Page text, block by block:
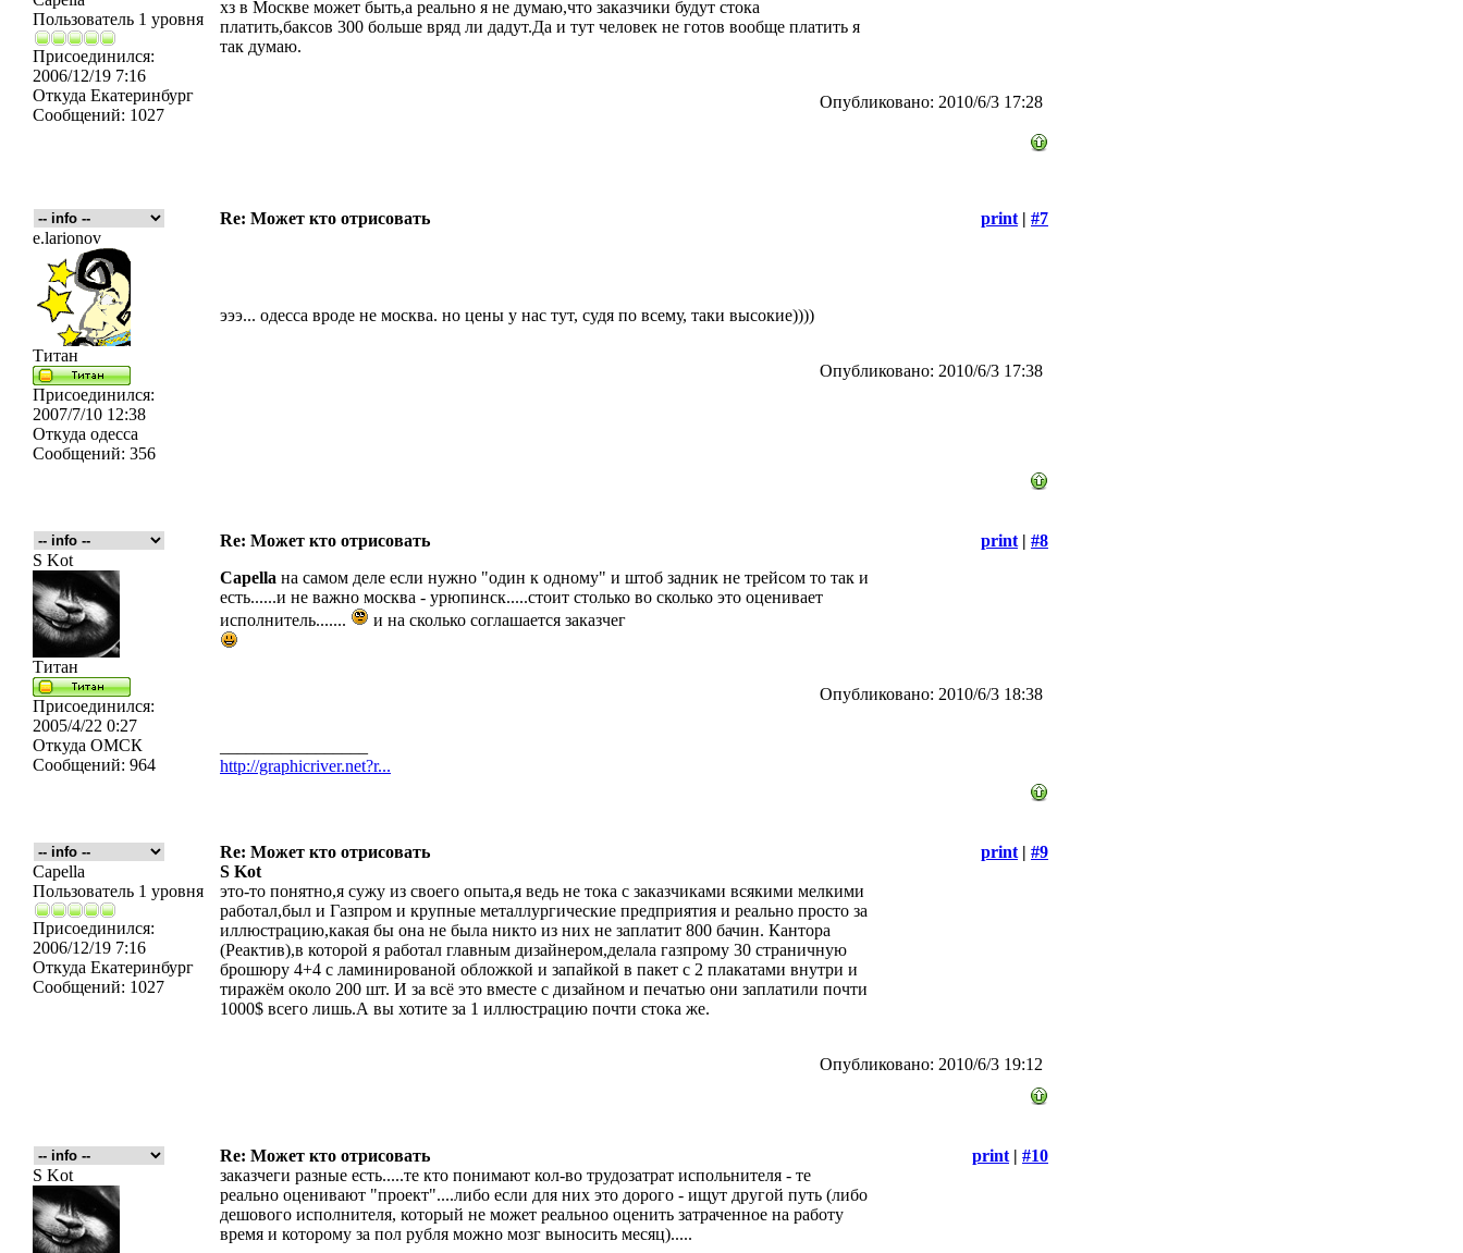
Пользователь 1 уровня
Присоединился:
2006/12/19 7:16
Откуда Екатеринбург
Сообщений: 1027
хз в Москве может быть,а реально я не думаю,что заказчики будут стока
платить,баксов 300 больше вряд ли дадут.Да и тут человек не готов вообще платить я
так думаю.
Опубликовано: 2010/6/3 17:28
Re: Может кто отрисовать print | #7
e.larionov
Титан
Присоединился:
2007/7/10 12:38
Откуда одесса
Сообщений: 356
эээ... одесса вроде не москва. но цены у нас тут, судя по всему, таки высокие))))
Опубликовано: 2010/6/3 17:38
Re: Может кто отрисовать print | #8
S Kot
Титан
Присоединился:
2005/4/22 0:27
Откуда ОМСК
Сообщений: 964
Capella на самом деле если нужно "один к одному" и штоб задник не трейсом то так и
есть......и не важно москва - урюпинск.....стоит столько во сколько это оценивает
исполнитель.......
и на сколько соглашается заказчег
Опубликовано: 2010/6/3 18:38
http://graphicriver.net?r...
Re: Может кто отрисовать print | #9
Capella
Пользователь 1 уровня
Присоединился:
2006/12/19 7:16
Откуда Екатеринбург
Сообщений: 1027
S Kot
это-то понятно,я сужу из своего опыта,я ведь не тока с заказчиками всякими мелкими
работал,был и Газпром и крупные металлургические предприятия и реально просто за
иллюстрацию,какая бы она не была никто из них не заплатит 800 бачин. Кантора
(Реактив),в которой я работал главным дизайнером,делала газпрому 30 страничную
брошюру 4+4 с ламинированой обложкой и запайкой в пакет с 2 плакатами внутри и
тиражём около 200 шт. И за всё это вместе с дизайном и печатью они заплатили почти
1000$ всего лишь.А вы хотите за 1 иллюстрацию почти стока же.
Опубликовано: 2010/6/3 19:12
Re: Может кто отрисовать print | #10
S Kot
заказчеги разные есть.....те кто понимают кол-во трудозатрат испольнителя - те
реально оценивают "проект"....либо если для них это дорого - ищут другой путь (либо
дешового исполнителя, который не может реальноо оценить затраченное на работу
время и которому за пол рубля можно мозг выносить месяц).....